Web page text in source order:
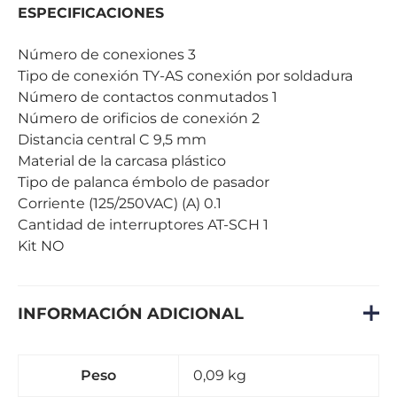
ESPECIFICACIONES
Número de conexiones 3
Tipo de conexión TY-AS conexión por soldadura
Número de contactos conmutados 1
Número de orificios de conexión 2
Distancia central C 9,5 mm
Material de la carcasa plástico
Tipo de palanca émbolo de pasador
Corriente (125/250VAC) (A) 0.1
Cantidad de interruptores AT-SCH 1
Kit NO
INFORMACIÓN ADICIONAL
Peso 0,09 kg